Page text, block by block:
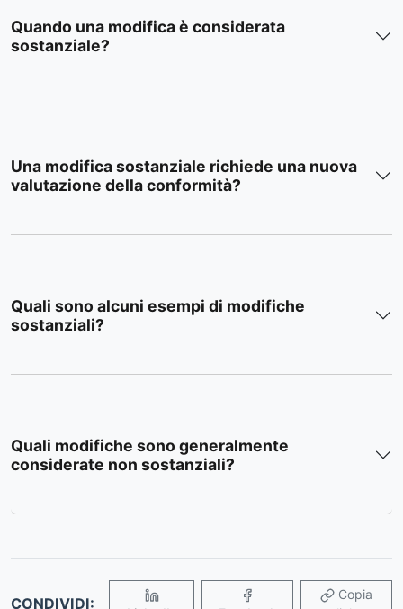
Quando una modifica è considerata
sostanziale?
Una modifica sostanziale richiede una nuova
valutazione della conformità?
Quali sono alcuni esempi di modifiche
sostanziali?
Quali modifiche sono generalmente
considerate non sostanziali?
CONDIVIDI: